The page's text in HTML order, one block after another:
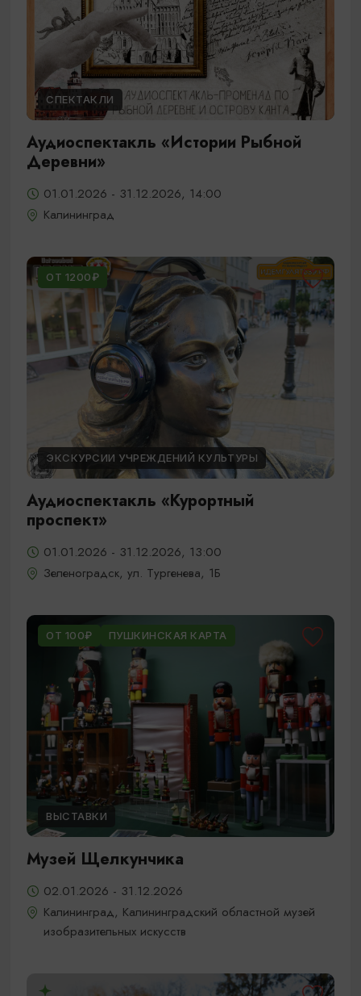
СПЕКТАКЛИ
Аудиоспектакль «Истории Рыбной
Деревни»
01.01.2026 - 31.12.2026, 14:00
Калининград
ОТ 1200₽
ЭКСКУРСИИ УЧРЕЖДЕНИЙ КУЛЬТУРЫ
Аудиоспектакль «Курортный
проспект»
01.01.2026 - 31.12.2026, 13:00
Зеленоградск, ул. Тургенева, 1Б
ОТ 100₽ ПУШКИНСКАЯ КАРТА
ВЫСТАВКИ
Музей Щелкунчика
02.01.2026 - 31.12.2026
Калининград, Калининградский областной музей
изобразительных искусств